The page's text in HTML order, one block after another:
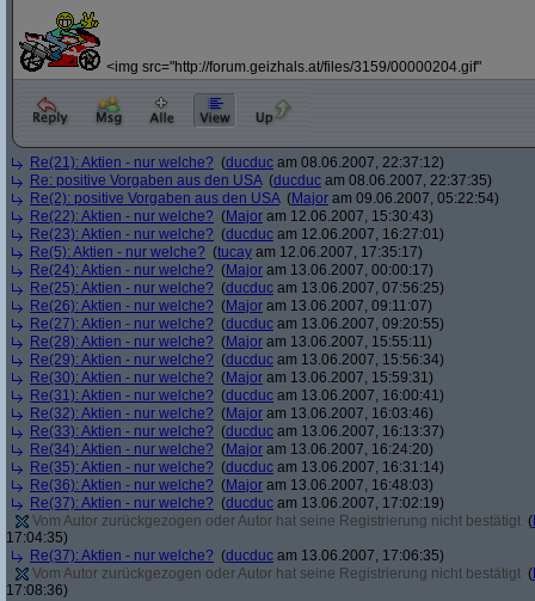
<img src="http://forum.geizhals.at/files/3159/00000204.gif"
Re(21): Aktien - nur welche? (ducduc am 08.06.2007, 22:37:12)
Re: positive Vorgaben aus den USA(ducduc am 08.06.2007, 22:37:35)
Re(2): positive Vorgaben aus den USA(Major am 09.06.2007, 05:22:54)
Re(22): Aktien - nur welche? (Major am 12.06.2007, 15:30:43)
Re(23): Aktien - nur welche? (ducduc am 12.06.2007, 16:27:01)
Re(5): Aktien - nur welche? (tucay am 12.06.2007, 17:35:17)
Re(24): Aktien - nur welche? (Major am 13.06.2007, 00:00:17)
Re(25): Aktien - nur welche? (ducduc am 13.06.2007, 07:56:25)
Re(26): Aktien - nur welche? (Major am 13.06.2007, 09:11:07)
Re(27): Aktien - nur welche? (ducduc am 13.06.2007, 09:20:55)
Re(28): Aktien - nur welche? (Major am 13.06.2007, 15:55:11)
Re(29): Aktien - nur welche? (ducduc am 13.06.2007, 15:56:34)
Re(30): Aktien - nur welche? (Major am 13.06.2007, 15:59:31)
Re(31): Aktien - nur welche? (ducduc am 13.06.2007, 16:00:41)
Re(32): Aktien - nur welche? (Major am 13.06.2007, 16:03:46)
Re(33): Aktien - nur welche? (ducduc am 13.06.2007, 16:13:37)
Re(34): Aktien - nur welche? (Major am 13.06.2007, 16:24:20)
Re(35): Aktien - nur welche? (ducduc am 13.06.2007, 16:31:14)
Re(36): Aktien - nur welche? (Major am 13.06.2007, 16:48:03)
Re(37): Aktien - nur welche? (ducduc am 13.06.2007, 17:02:19)
Vom Autor zurückgezogen oder Autor hat seine Registrierung nicht bestätigt (
17:04:35)
Re(37): Aktien - nur welche? (ducduc am 13.06.2007, 17:06:35)
Vom Autor zurückgezogen oder Autor hat seine Registrierung nicht bestätigt (
17:08:36)